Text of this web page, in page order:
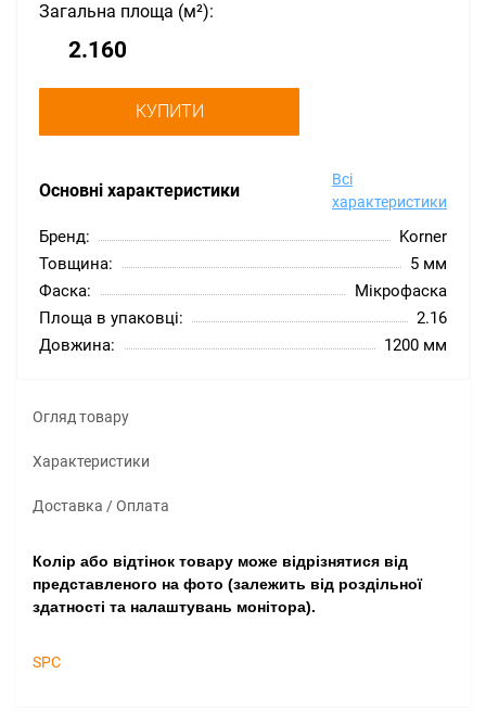
Основні характеристики
Всі
характеристики
Бренд:
Korner
Товщина:
5 мм
Фаска:
Мікрофаска
Площа в упаковці:
2.16
Довжина:
1200 мм
Загальна площа (м²):
КУПИТИ
Огляд товару
Характеристики
Доставка / Оплата
Колір або відтінок товару може відрізнятися від
представленого на фото (залежить від роздільної
здатності та налаштувань монітора).
SPC